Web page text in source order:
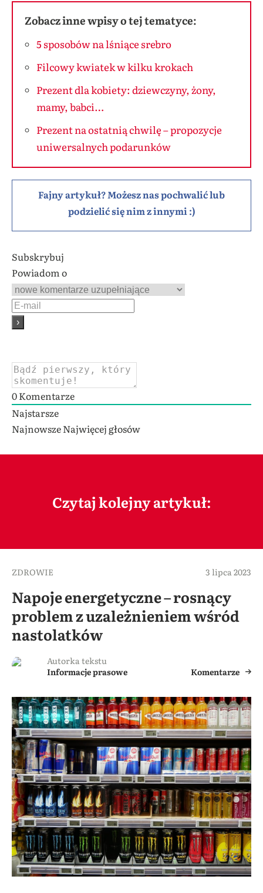
Zobacz inne wpisy o tej tematyce:
5 sposobów na lśniące srebro
Filcowy kwiatek w kilku krokach
Prezent dla kobiety: dziewczyny, żony,
mamy, babci…
Prezent na ostatnią chwilę – propozycje
uniwersalnych podarunków
Fajny artykuł? Możesz nas pochwalić lub
podzielić się nim z innymi :)
Subskrybuj
Powiadom o
0Komentarze
Najstarsze
NajnowszeNajwięcej głosów
Czytaj kolejny artykuł:
ZDROWIE 3 lipca 2023
Napoje energetyczne – rosnący
problem z uzależnieniem wśród
nastolatków
Autorka tekstu
Informacje prasowe
Komentarze